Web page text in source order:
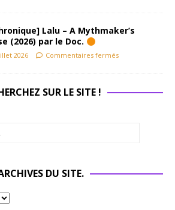
Lalu – A Mythmaker’s
(2026) par le Doc.
2026 Commentaires fermés
SUR LE SITE !
DU SITE.